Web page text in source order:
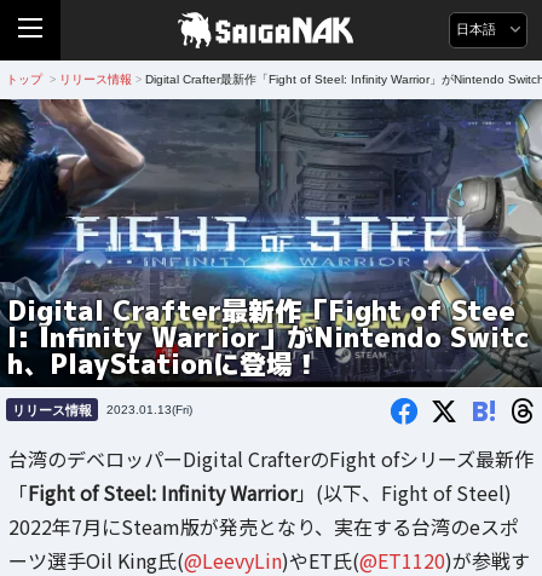
日本語
トップ > リリース情報 > Digital Crafter最新作「Fight of Steel: Infinity Warrior」がNintendo
Digital Crafter最新作「Fight of Stee
l: Infinity Warrior」がNintendo Switc
h、PlayStationに登場！
リリース情報 2023.01.13(Fri) B!
台湾のデベロッパーDigital CrafterのFight ofシリーズ最新作
「Fight of Steel: Infinity Warrior」(以下、Fight of Steel)
2022年7月にSteam版が発売となり、実在する台湾のeスポ
ーツ選手Oil King氏(@LeevyLin)やET氏(@ET1120)が参戦す